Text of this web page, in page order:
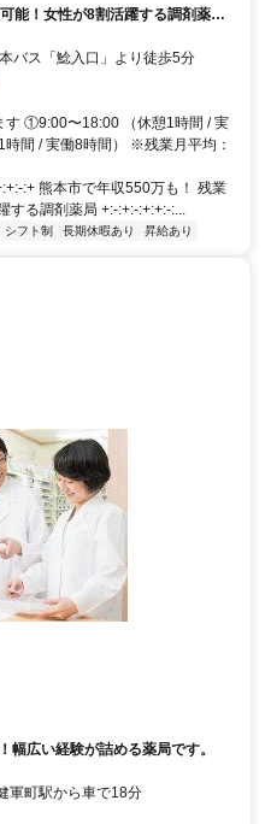
能！女性が8割活躍する調剤薬局
クセス 熊本バス「鯰入口」より徒歩5分
す ①9:00〜18:00 （休憩1時間 / 実
間 / 実働8時間） ※残業月平均：
:+ 熊本市で年収550万も！ 残業
する調剤薬局 +:-:+:-:+:+:-:...
シフト制 長期休暇あり 昇給あり
幅広い経験が詰める薬局です。
軍町駅から車で18分